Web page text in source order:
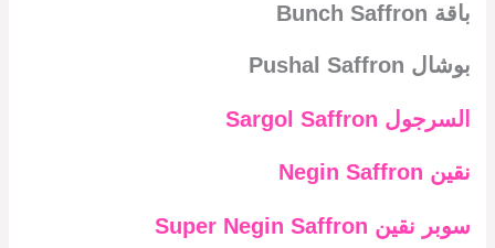
باقة Bunch Saffron
بوشال Pushal Saffron
السرجول Sargol Saffron
نقين Negin Saffron
سوبر نقين Super Negin Saffron